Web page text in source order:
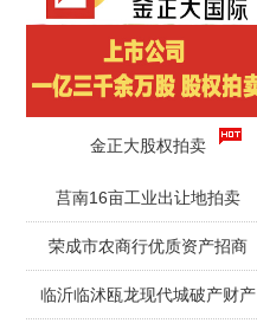
金正大股权拍卖
莒南16亩工业出让地拍卖
荣成市农商行优质资产招商
临沂临沭瓯龙现代城破产财产